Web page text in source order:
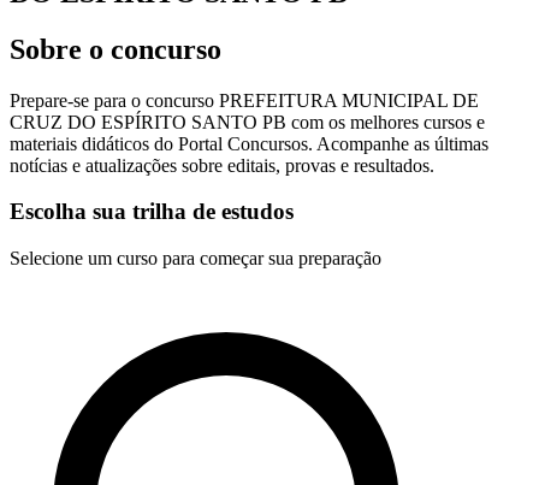
Sobre o concurso
Prepare-se para o concurso PREFEITURA MUNICIPAL DE
CRUZ DO ESPÍRITO SANTO PB com os melhores cursos e
materiais didáticos do Portal Concursos. Acompanhe as últimas
notícias e atualizações sobre editais, provas e resultados.
Escolha sua trilha de estudos
Selecione um curso para começar sua preparação